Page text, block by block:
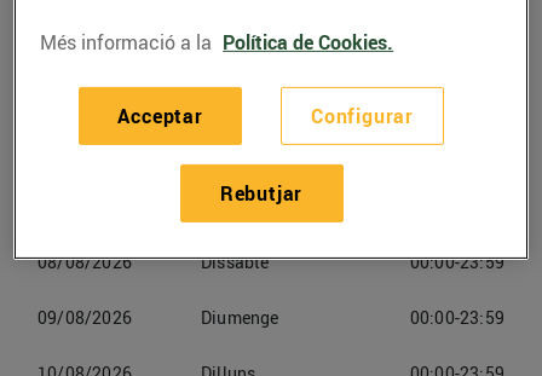
Horaris Esclatoil Sant Joan Despí
Divendres
08/08/2026 Dissabte 00:00-23:59
09/08/2026 Diumenge 00:00-23:59
Més informació a la Política de Cookies.
Configurar
Rebutjar
Acceptar